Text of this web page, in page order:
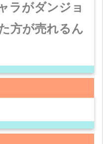
ラがダンジョ
方が売れるん